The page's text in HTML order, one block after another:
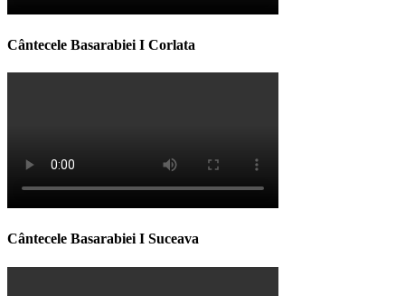
Cântecele Basarabiei I Corlata
Cântecele Basarabiei I Suceava